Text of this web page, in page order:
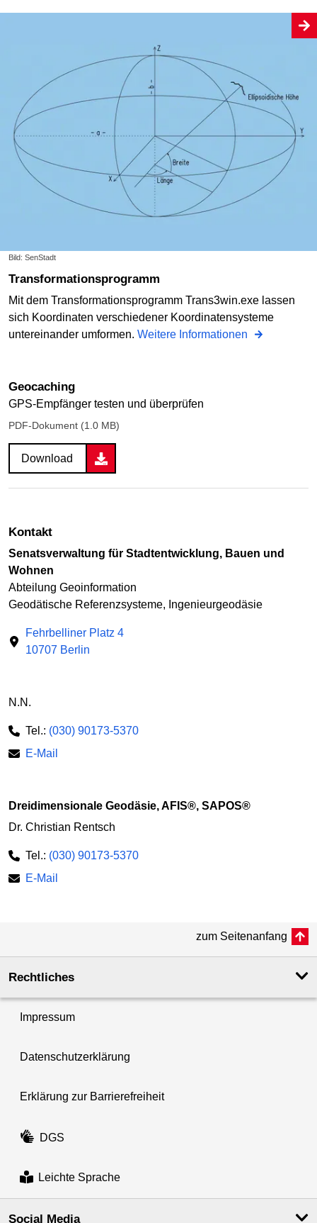
Bild: SenStadt
Transformations­programm
Mit dem Transformationsprogramm Trans3win.exe lassen
sich Koordinaten verschiedener Koordinatensysteme
untereinander umformen. Weitere Informationen
Geocaching
GPS-Empfänger testen und überprüfen
PDF-Dokument (1.0 MB)
Download
Kontakt
Senatsverwaltung für Stadtentwicklung, Bauen und
Wohnen
Abteilung Geoinformation
Geodätische Referenzsysteme, Ingenieurgeodäsie
Fehrbelliner Platz 4
10707 Berlin
N.N.
Tel.: (030) 90173-5370
E-Mail
Dreidimensionale Geodäsie, AFIS®, SAPOS®
Dr. Christian Rentsch
Tel.: (030) 90173-5370
E-Mail
zum Seitenanfang
Rechtliches
Impressum
Datenschutzerklärung
Erklärung zur Barrierefreiheit
DGS
Leichte Sprache
Social Media